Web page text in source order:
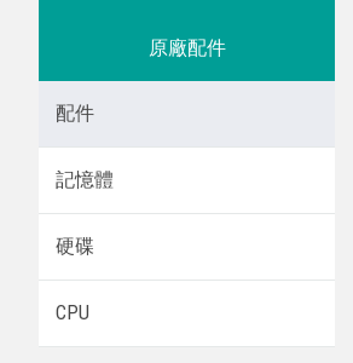
原廠配件
配件
記憶體
硬碟
CPU